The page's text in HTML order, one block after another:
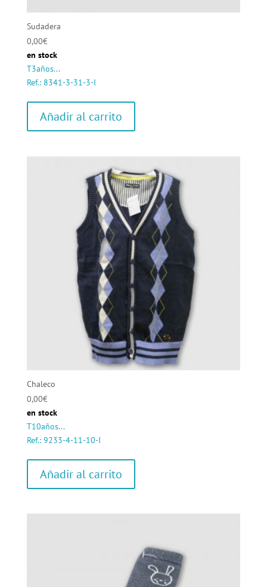
Sudadera
0,00€
en stock
T3años...
Ref.: 8341-3-31-3-I
Añadir al carrito
Chaleco
0,00€
en stock
T10años...
Ref.: 9233-4-11-10-I
Añadir al carrito